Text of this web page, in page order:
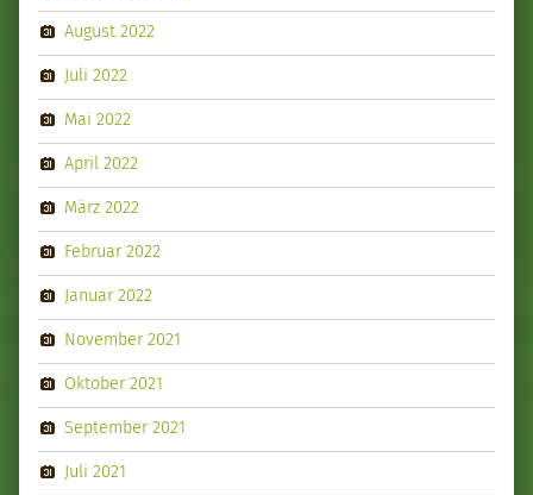
August 2022
Juli 2022
Mai 2022
April 2022
März 2022
Februar 2022
Januar 2022
November 2021
Oktober 2021
September 2021
Juli 2021